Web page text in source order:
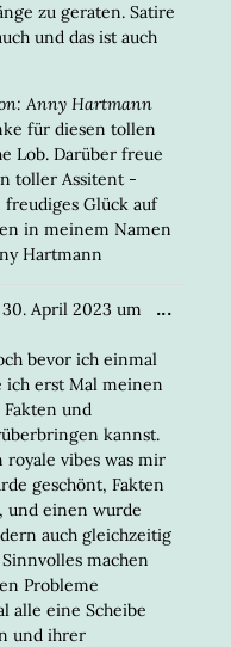
zu geraten. Satire
und das ist auch
Anny Hartmann
für diesen tollen
Lob. Darüber freue
toller Assitent -
freudiges Glück auf
in meinem Namen
Hartmann
30. April 2023 um
bevor ich einmal
ich erst Mal meinen
und
kannst.
royale vibes was mir
geschönt, Fakten
und einen wurde
auch gleichzeitig
machen
Probleme
alle eine Scheibe
und ihrer
...DIESE